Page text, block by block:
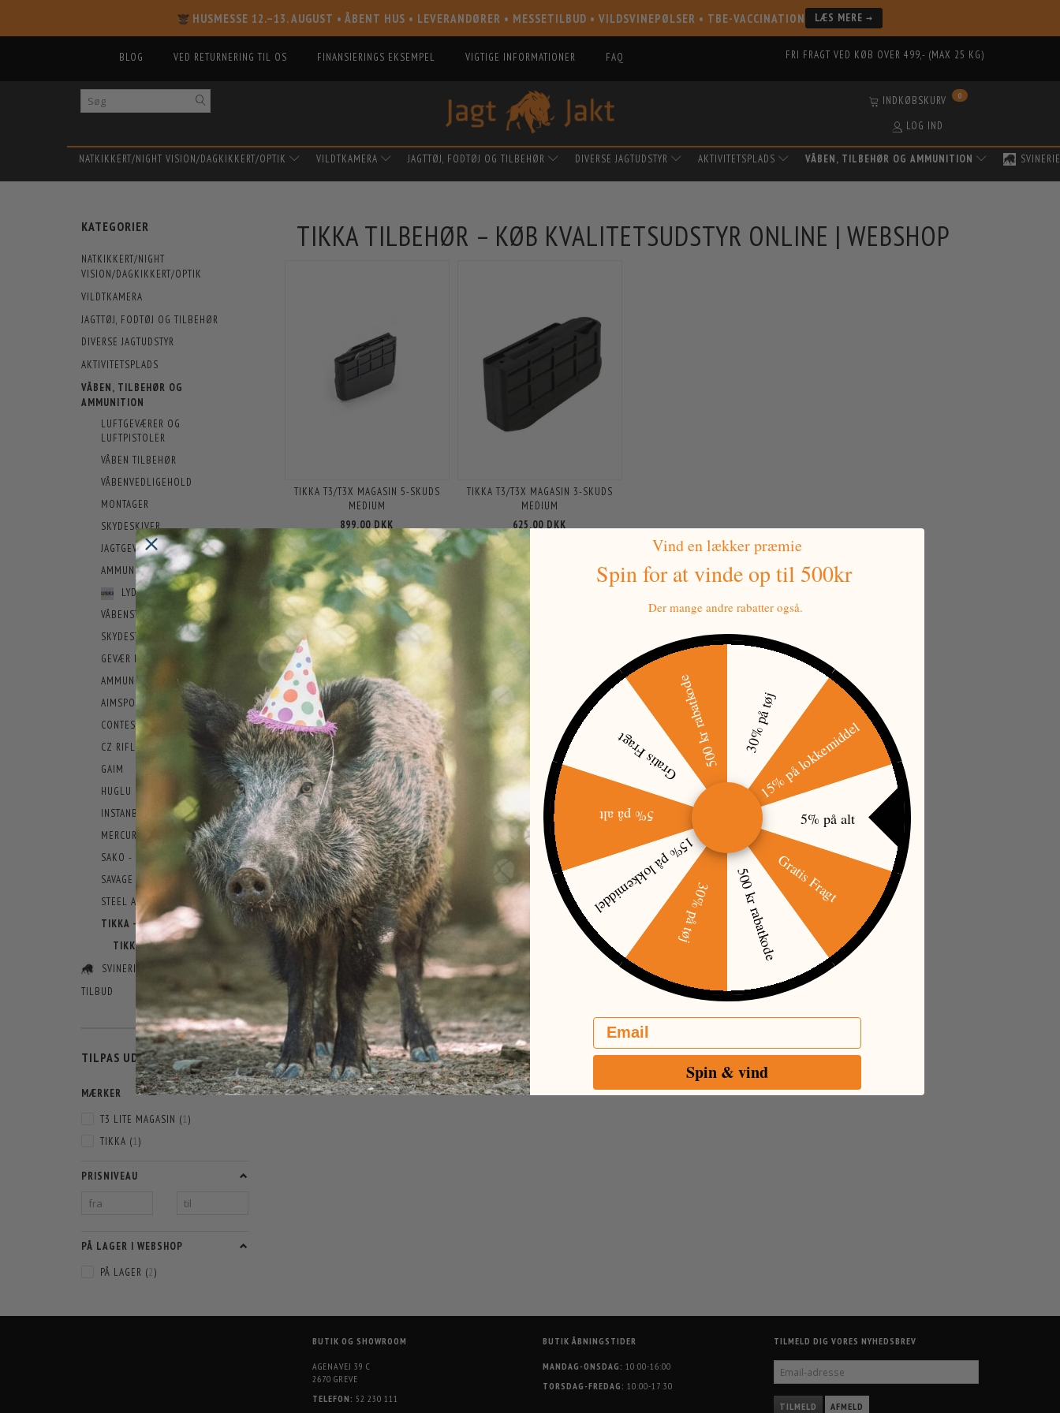
HUSMESSE 12.–13. AUGUST • ÅBENT HUS • LEVERANDØRER • MESSETILBUD • VILDSVINEPØLSER • TBE-VACCINATION LÆS MERE →
BLOG VED RETURNERING TIL OS FINANSIERINGS EKSEMPEL VIGTIGE INFORMATIONER FAQ FRI FRAGT VED KØB OVER 499,- (MAX 25 KG)
INDKØBSKURV 0
LOG IND
NATKIKKERT/NIGHT VISION/DAGKIKKERT/OPTIK VILDTKAMERA JAGTTØJ, FODTØJ OG TILBEHØR DIVERSE JAGTUDSTYR AKTIVITETSPLADS VÅBEN, TILBEHØR OG AMMUNITION
KATEGORIER
NATKIKKERT/NIGHT
VISION/DAGKIKKERT/OPTIK
VILDTKAMERA
JAGTTØJ, FODTØJ OG TILBEHØR
DIVERSE JAGTUDSTYR
AKTIVITETSPLADS
VÅBEN, TILBEHØR OG
AMMUNITION
LUFTGEVÆRER OG
LUFTPISTOLER
VÅBEN TILBEHØR
VÅBENVEDLIGEHOLD
MONTAGER
SKYDESKIVER
JAGTGEVÆR
AMMUNITION
LYDDÆMPER
VÅBENSTØTTE
SKYDESTOK
GEVÆR FODERAL
AMMUNITIONSBOKSE
AIMSPORT
CONTESSA
CZ RIFLER
GAIM
HUGLU
INSTANBUL SILAH
MERCURY
SAKO - RIFLER
SAVAGE - RIFLER
STEEL ACTION - RIFLER
TIKKA - RIFLER
TIKKA TILBEHØR
SVINERIET
TILBUD
TILPAS UDVALG
SKIFTE
FILTER
MÆRKER
T3 LITE MAGASIN (1)
TIKKA (1)
PRISNIVEAU
PÅ LAGER I WEBSHOP
PÅ LAGER (2)
TIKKA TILBEHØR – KØB KVALITETSUDSTYR ONLINE | WEBSHOP
TIKKA T3/T3X MAGASIN 5-SKUDS
MEDIUM
899,00 DKK
TIKKA T3/T3X MAGASIN 3-SKUDS
MEDIUM
625,00 DKK
SORTERING:
BUTIK OG SHOWROOM
AGENAVEJ 39 C
2670 GREVE
TELEFON: 52 230 111
BUTIK ÅBNINGSTIDER
MANDAG-ONSDAG: 10:00-16:00
TORSDAG-FREDAG: 10:00-17:30
TILMELD DIG VORES NYHEDSBREV
ADRESSE
TILMELD AFMELD
Vind en lækker præmie
Spin for at vindeop til 500kr
Der mange andre rabatter også.
30% på tøj
15% på lokkemiddel
5% på alt
Gratis Fragt
500 kr rabatkode
30% på tøj
15% på lokkemiddel
5% på alt
Gratis Fragt500 kr rabatkode
Email
Spin & vind